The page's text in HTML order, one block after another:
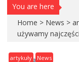
You are here
Home > News >
używamy
artykuły News